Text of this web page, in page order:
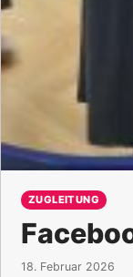
ZUGLEITUNG
18. Februar 2026